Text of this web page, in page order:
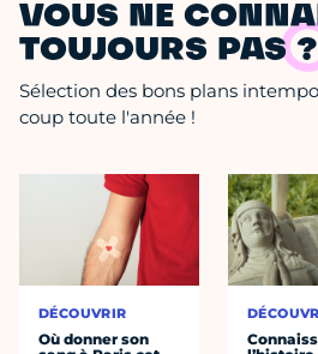
VOUS NE
TOUJOURS PAS ?
Sélection des bons plans
coup toute l'année !
DÉCOUVRIR
Où donner son